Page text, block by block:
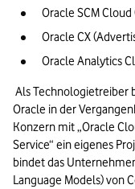
Oracle SCM
Oracle CX
Oracle Analytics
Als Technologietreiber
Oracle in der
Konzern mit „Oracle
Service“ ein eigenes
bindet das
Language Models) von